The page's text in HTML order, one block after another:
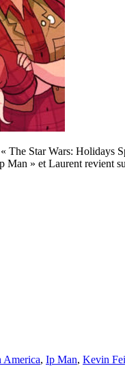
The Star Wars:
» et Laurent revient
America, Ip Man, Kevin